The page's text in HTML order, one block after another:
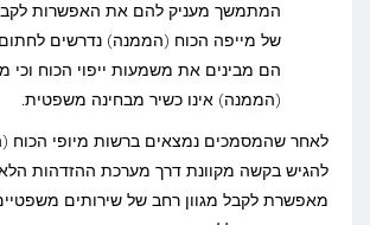
המתמשך מעניק להם את האפשרות
של מייפה הכוח (הממנה) נדרשים
הם מבינים את משמעות ייפוי הכוח וכי
(הממנה) אינו כשיר מבחינה משפטית.
לאחר שהמסמכים נמצאים ברשות מיופי הכוח
להגיש בקשה מקוונת דרך מערכת ההזדהות
מאפשרת לקבל מגוון רחב של שירותים